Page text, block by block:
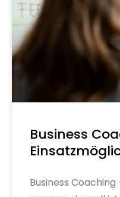
Business
Business